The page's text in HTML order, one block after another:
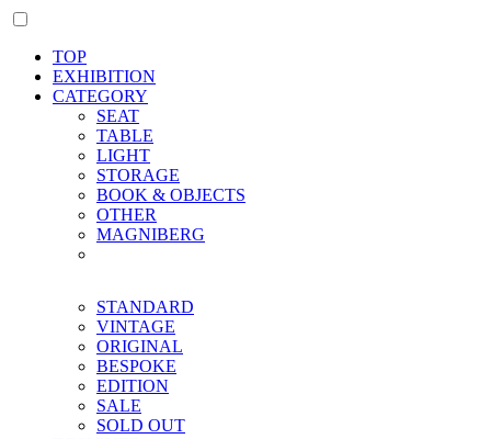
TOP
EXHIBITION
CATEGORY
SEAT
TABLE
LIGHT
STORAGE
BOOK & OBJECTS
OTHER
MAGNIBERG
STANDARD
VINTAGE
ORIGINAL
BESPOKE
EDITION
SALE
SOLD OUT